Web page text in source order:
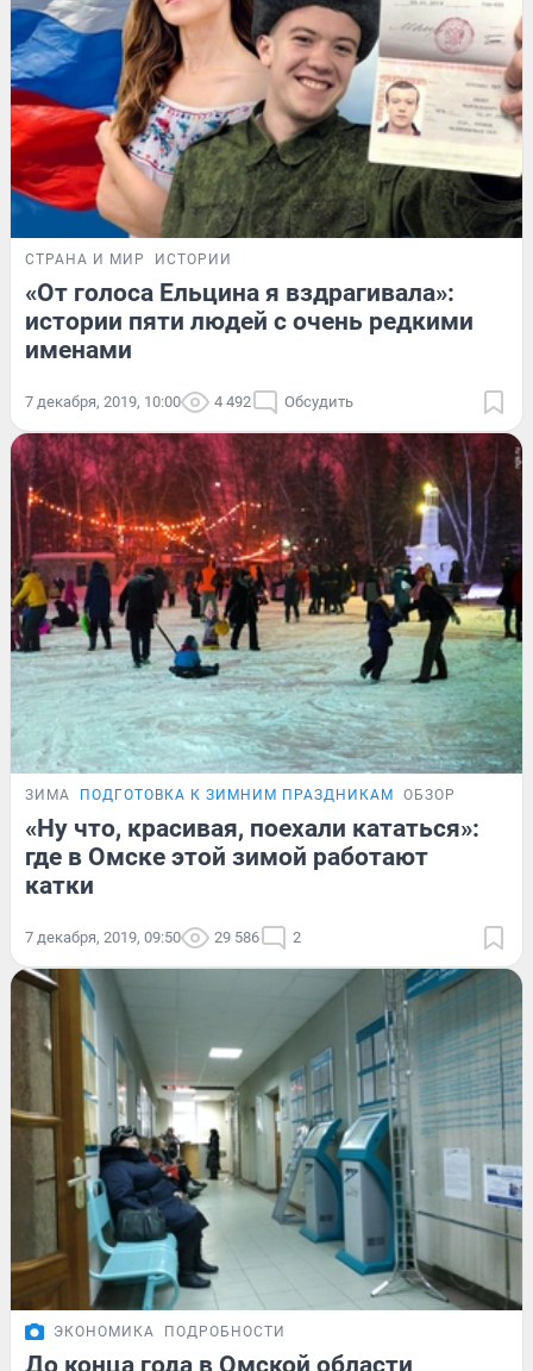
СТРАНА И МИР ИСТОРИИ
«От голоса Ельцина я вздрагивала»:
истории пяти людей с очень редкими
именами
7 декабря, 2019, 10:00 4 492 Обсудить
ЗИМА ПОДГОТОВКА К ЗИМНИМ ПРАЗДНИКАМ ОБЗОР
«Ну что, красивая, поехали кататься»:
где в Омске этой зимой работают
катки
7 декабря, 2019, 09:50 29 586 2
ЭКОНОМИКА ПОДРОБНОСТИ
До конца года в Омской области